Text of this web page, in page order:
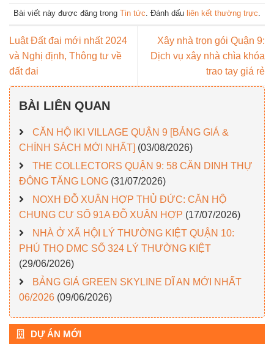
Bài viết này được đăng trong Tin tức. Đánh dấu liên kết thường trực.
Luật Đất đai mới nhất 2024
và Nghị định, Thông tư về
đất đai
Xây nhà trọn gói Quận 9:
Dịch vụ xây nhà chìa khóa
trao tay giá rẻ
BÀI LIÊN QUAN
CĂN HỘ IKI VILLAGE QUẬN 9 [BẢNG GIÁ &
CHÍNH SÁCH MỚI NHẤT] (03/08/2026)
THE COLLECTORS QUẬN 9: 58 CĂN DINH THỰ
ĐÔNG TĂNG LONG (31/07/2026)
NOXH ĐỖ XUÂN HỢP THỦ ĐỨC: CĂN HỘ
CHUNG CƯ SỐ 91A ĐỖ XUÂN HỢP (17/07/2026)
NHÀ Ở XÃ HỘI LÝ THƯỜNG KIỆT QUẬN 10:
PHÚ THỌ DMC SỐ 324 LÝ THƯỜNG KIỆT
(29/06/2026)
BẢNG GIÁ GREEN SKYLINE DĨ AN MỚI NHẤT
06/2026 (09/06/2026)
DỰ ÁN MỚI